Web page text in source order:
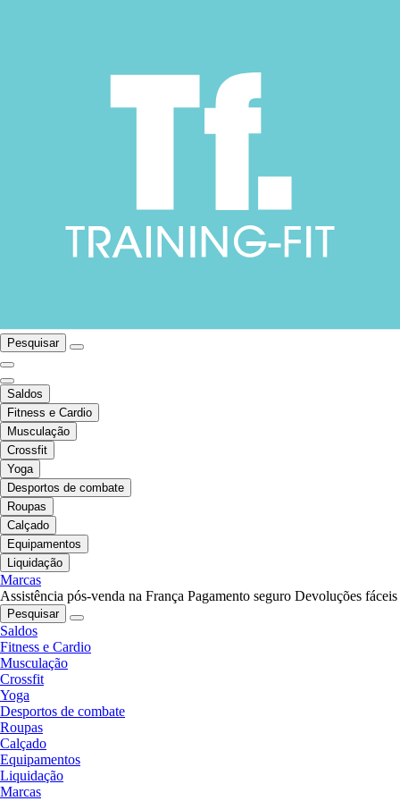
Pesquisar
Saldos
Fitness e Cardio
Musculação
Crossfit
Yoga
Desportos de combate
Roupas
Calçado
Equipamentos
Liquidação
Marcas
Assistência pós-venda na França Pagamento seguro Devoluções fáceis
Pesquisar
Saldos
Fitness e Cardio
Musculação
Crossfit
Yoga
Desportos de combate
Roupas
Calçado
Equipamentos
Liquidação
Marcas